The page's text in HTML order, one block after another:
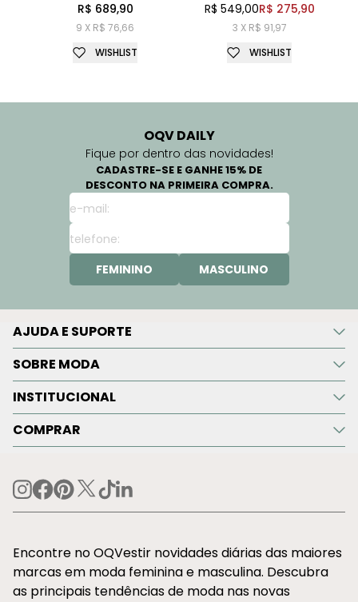
R$ 689,90
9 X R$ 76,66
WISHLIST
R$ 549,00R$ 275,90
3 X R$ 91,97
WISHLIST
OQV DAILY
Fique por dentro das novidades!
CADASTRE-SE E GANHE 15% DE
DESCONTO NA PRIMEIRA COMPRA.
FEMININO MASCULINO
AJUDA E SUPORTE
SOBRE MODA
INSTITUCIONAL
COMPRAR
Encontre no OQVestir novidades diárias das maiores
marcas em moda feminina e masculina. Descubra
as principais tendências de moda nas novas